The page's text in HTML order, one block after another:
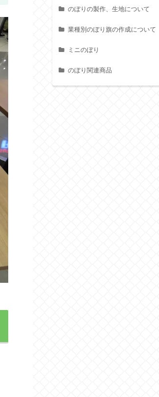
のぼりの製作、生地について
業種別のぼり旗の作成について
ミニのぼり
のぼり関連商品